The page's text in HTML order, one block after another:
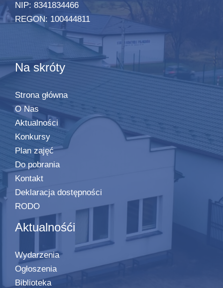
NIP: 8341834466
REGON: 100444811
Na skróty
Strona główna
O Nas
Aktualności
Konkursy
Plan zajęć
Do pobrania
Kontakt
Deklaracja dostępności
RODO
Aktualnośći
Wydarzenia
Ogłoszenia
Biblioteka